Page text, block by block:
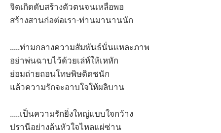
จิตเกิดดับสร้างตัวตนจนเหลือพอ
สร้างสานก่อต่อเรา-ท่านมานานนัก
.....ท่ามกลางความสัมพันธ์นั่นแหละภาพ
อย่าพ่นฉาบไว้ด้วยเล่ห์ให้เหหัก
ย่อมถ่ายถอนโทษพิษติดชนัก
แล้วความรักจะอาบใจให้ผลิบาน
.....เป็นความรักยิ่งใหญ่แบบใจกว้าง
ปรานีอย่างล้นหัวใจไหลแผ่ซ่าน